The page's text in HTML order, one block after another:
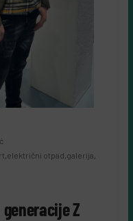
,električni otpad,galerija,
Z